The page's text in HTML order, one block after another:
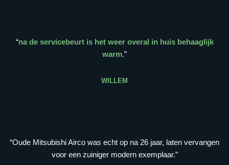
“na de servicebeurt is het weer overal in huis behaaglijk
warm.”
WILLEM
“Oude Mitsubishi Airco was echt op na 26 jaar, laten vervangen
voor een zuiniger modern exemplaar.”